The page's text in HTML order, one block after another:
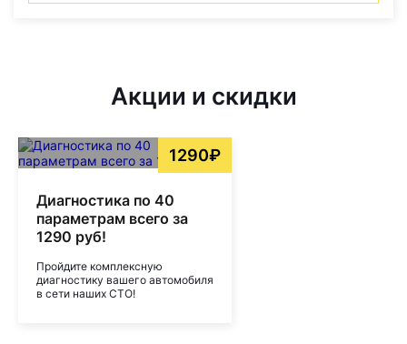
Акции и скидки
1290₽
Диагностика по 40
параметрам всего за
1290 руб!
Пройдите комплексную
диагностику вашего автомобиля
в сети наших СТО!